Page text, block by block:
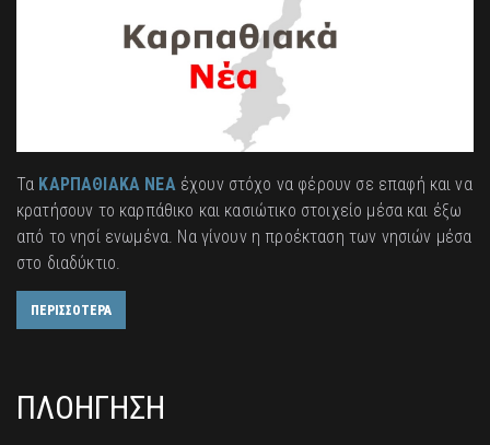
Τα ΚΑΡΠΑΘΙΑΚΑ ΝΕΑέχουν στόχο να φέρουν σε επαφή και να
κρατήσουν το καρπάθικο και κασιώτικο στοιχείο μέσα και έξω
από το νησί ενωμένα. Να γίνουν η προέκταση των νησιών μέσα
στο διαδύκτιο.
ΠΕΡΙΣΣΟΤΕΡΑ
ΠΛΟΗΓΗΣΗ